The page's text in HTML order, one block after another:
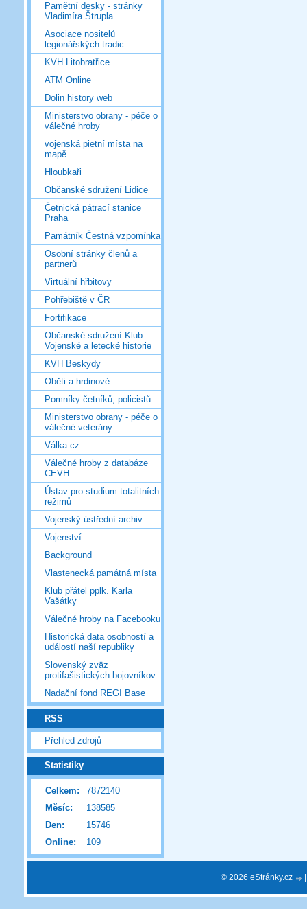
Pamětní desky - stránky
Vladimíra Štrupla
Asociace nositelů
legionářských tradic
KVH Litobratřice
ATM Online
Dolin history web
Ministerstvo obrany - péče o
válečné hroby
vojenská pietní místa na
mapě
Hloubkaři
Občanské sdružení Lidice
Četnická pátrací stanice
Praha
Památník Čestná vzpomínka
Osobní stránky členů a
partnerů
Virtuální hřbitovy
Pohřebiště v ČR
Fortifikace
Občanské sdružení Klub
Vojenské a letecké historie
KVH Beskydy
Oběti a hrdinové
Pomníky četníků, policistů
Ministerstvo obrany - péče o
válečné veterány
Válka.cz
Válečné hroby z databáze
CEVH
Ústav pro studium totalitních
režimů
Vojenský ústřední archiv
Vojenství
Background
Vlastenecká památná místa
Klub přátel pplk. Karla
Vašátky
Válečné hroby na Facebooku
Historická data osobností a
událostí naší republiky
Slovenský zväz
protifašistických bojovníkov
Nadační fond REGI Base
RSS
Přehled zdrojů
Statistiky
Online: 109
Celkem:
7872140
Měsíc:
138585
Den:
15746
© 2026 eStránky.cz